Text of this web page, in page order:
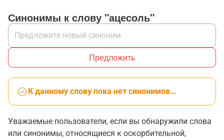
Синонимы к слову "ацесоль"
Предложить
К данному слову пока нет синонимов…
Уважаемые пользователи, если вы обнаружили слова
или синонимы, относящиеся к оскорбительной,